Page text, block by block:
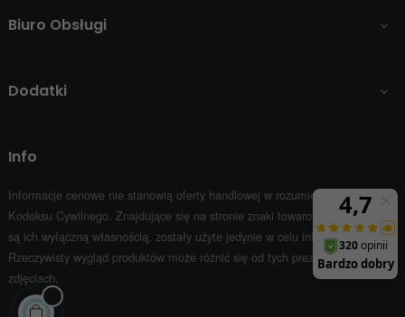
Biuro Obsługi 
Dodatki 
Info
Informacje cenowe nie stanowią oferty handlowej w rozumieniu Art.66 par.1
Kodeksu Cywilnego. Znajdujące się na stronie znaki towarowe i nazwy firm
są ich wyłączną własnością, zostały użyte jedynie w celu informacyjnym.
Rzeczywisty wygląd produktów może różnić się od tych prezentowanych na
zdjęciach.